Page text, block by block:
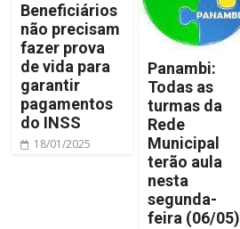
Beneficiários
não precisam
fazer prova
de vida para
garantir
pagamentos
do INSS
18/01/2025
Panambi:
Todas as
turmas da
Rede
Municipal
terão aula
nesta
segunda-
feira (06/05)